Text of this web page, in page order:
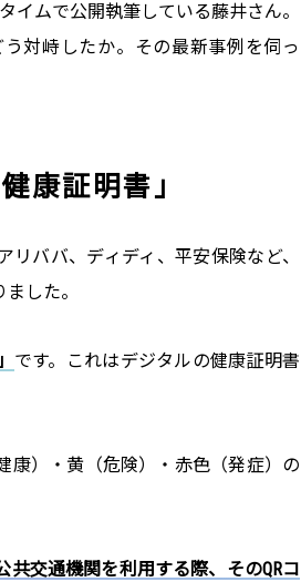
イムで公開執筆している藤井さん。
対峙したか。その最新事例を伺っ
康証明書」
ババ、ディディ、平安保険など、
した。
です。これはデジタルの健康証明書
康）・黄（危険）・赤色（発症）の
交通機関を利用する際、そのQRコ